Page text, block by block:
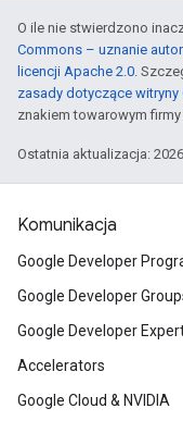
O ile nie stwierdzono
Commons – uznanie
licencji Apache 2.0.
zasady dotyczące
znakiem towarowym
Ostatnia aktualizacja:
Komunikacja
Google Developer
Google Developer
Google Developer
Accelerators
Google Cloud & NVIDIA